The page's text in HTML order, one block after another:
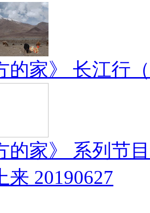
的家》 长江行
的家》 系列
来 20190627